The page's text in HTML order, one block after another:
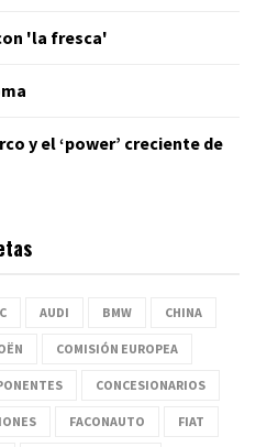
'la fresca'
y el ‘power’ creciente de
AUDI BMW CHINA
COMISIÓN EUROPEA
CONCESIONARIOS
FACONAUTO FIAT